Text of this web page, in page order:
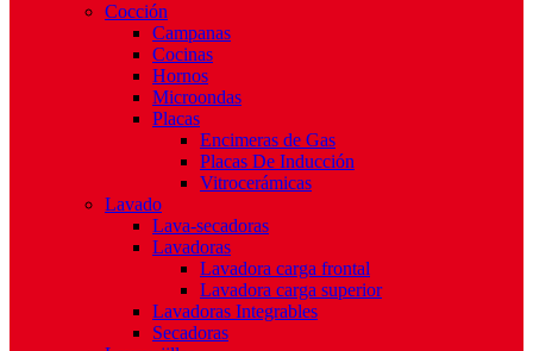
Cocción
Campanas
Cocinas
Hornos
Microondas
Placas
Encimeras de Gas
Placas De Inducción
Vitrocerámicas
Lavado
Lava-secadoras
Lavadoras
Lavadora carga frontal
Lavadora carga superior
Lavadoras Integrables
Secadoras